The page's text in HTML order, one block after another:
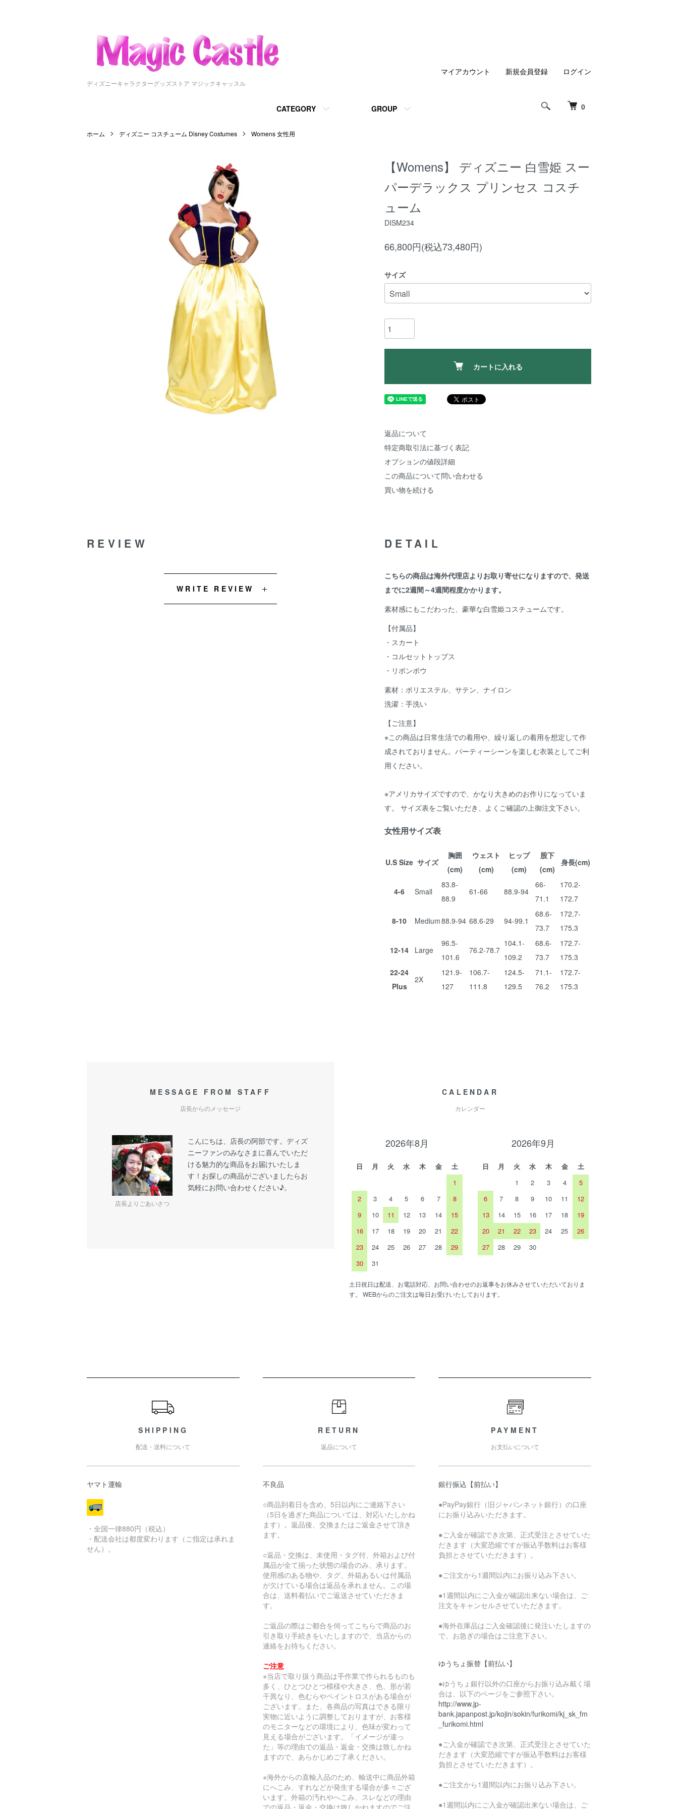
ディズニーキャラクターグッズストア マジックキャッスル
0
CATEGORY GROUP
マイアカウント 新規会員登録 ログイン
ホーム ディズニー コスチューム Disney Costumes Womens 女性用
【Womens】 ディズニー 白雪姫 スー
パーデラックス プリンセス コスチ
ューム
DISM234
66,800円(税込73,480円)
サイズ
カートに入れる
返品について
特定商取引法に基づく表記
オプションの値段詳細
この商品について問い合わせる
買い物を続ける
DETAIL
こちらの商品は海外代理店よりお取り寄せになりますので、発送
までに2週間～4週間程度かかります。
素材感にもこだわった、豪華な白雪姫コスチュームです。
【付属品】
・スカート
・コルセットトップス
・リボンボウ
素材：ポリエステル、サテン、ナイロン
洗濯：手洗い
【ご注意】
※この商品は日常生活での着用や、繰り返しの着用を想定して作
成されておりません。パーティーシーンを楽しむ衣装としてご利
用ください。
※アメリカサイズですので、かなり大きめのお作りになっていま
す。 サイズ表をご覧いただき、よくご確認の上御注文下さい。
女性用サイズ表
U.S Size サイズ
胸囲
(cm)
ウェスト
(cm)
ヒップ
(cm)
股下
(cm)
身長(cm)
4-6 Small
83.8-
88.9
61-66 88.9-94
66-
71.1
170.2-
172.7
8-10 Medium88.9-94 68.6-29 94-99.1
68.6-
73.7
172.7-
175.3
12-14 Large
96.5-
101.6
76.2-78.7
104.1-
109.2
68.6-
73.7
172.7-
175.3
22-24
Plus
2X
121.9-
127
106.7-
111.8
124.5-
129.5
71.1-
76.2
172.7-
175.3
REVIEW
WRITE REVIEW
MESSAGE FROM STAFF
店長からのメッセージ
店長よりごあいさつ
こんにちは、店長の阿部です。ディズ
ニーファンのみなさまに喜んでいただ
ける魅力的な商品をお届けいたしま
す！お探しの商品がございましたらお
気軽にお問い合わせください♪。
CALENDAR
カレンダー
2026年8月
日 月 火 水 木 金
土
1
2
3 4 5 6 7
8
9
10 11 12 13 14
15
16
17 18 19 20 21
22
23
24 25 26 27 28
29
30
31
2026年9月
日 月 火 水 木 金
土
1
2 3 4
5
6
7 8 9 10 11
12
13
14 15 16 17 18
19
20
21 22 23 24 25
26
27
28 29 30
土日祝日は配送、お電話対応、お問い合わせのお返事をお休みさせていただいておりま
す。 WEBからのご注文は毎日お受けいたしております。
SHIPPING
配送・送料について
ヤマト運輸
・全国一律880円（税込）
・配送会社は都度変わります（ご指定は承れま
せん）。
RETURN
返品について
不良品
○商品到着日を含め、5日以内にご連絡下さい
（5日を過ぎた商品については、対応いたしかね
ます）。返品後、交換またはご返金させて頂き
ます。
○返品・交換は、未使用・タグ付、外箱および付
属品が全て揃った状態の場合のみ、承ります。
使用感のある物や、タグ、外箱あるいは付属品
が欠けている場合は返品を承れません。この場
合は、送料着払いでご返送させていただきま
す。
ご返品の際はご都合を伺ってこちらで商品のお
引き取り手続きをいたしますので、当店からの
連絡をお待ちください。
ご注意
※当店で取り扱う商品は手作業で作られるものも
多く、ひとつひとつ模様や大きさ、色、形が若
干異なり、色むらやペイントロスがある場合が
ございます。また、各商品の写真はできる限り
実物に近いように調整しておりますが、お客様
のモニターなどの環境により、色味が変わって
見える場合がございます。「イメージが違っ
た」等の理由での返品・返金・交換は致しかね
ますので、あらかじめご了承ください。
※海外からの直輸入品のため、輸送中に商品外箱
にへこみ、すれなどが発生する場合が多々ござ
います。外箱の汚れやへこみ、スレなどの理由
での返品・返金・交換は致しかねますのでご注
PAYMENT
お支払いについて
銀行振込【前払い】
●PayPay銀行（旧ジャパンネット銀行）の口座
にお振り込みいただきます。
●ご入金が確認でき次第、正式受注とさせていた
だきます（大変恐縮ですが振込手数料はお客様
負担とさせていただきます）。
●ご注文から1週間以内にお振り込み下さい。
●1週間以内にご入金が確認出来ない場合は、ご
注文をキャンセルさせていただきます。
●海外在庫品はご入金確認後に発注いたしますの
で、お急ぎの場合はご注意下さい。
ゆうちょ振替【前払い】
●ゆうちょ銀行以外の口座からお振り込み戴く場
合は、以下のページをご参照下さい。
http://www.jp-
bank.japanpost.jp/kojin/sokin/furikomi/kj_sk_fm
_furikomi.html
●ご入金が確認でき次第、正式受注とさせていた
だきます（大変恐縮ですが振込手数料はお客様
負担とさせていただきます）。
●ご注文から1週間以内にお振り込み下さい。
●1週間以内にご入金が確認出来ない場合は、ご